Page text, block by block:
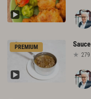
PREMIUM Sauce
279